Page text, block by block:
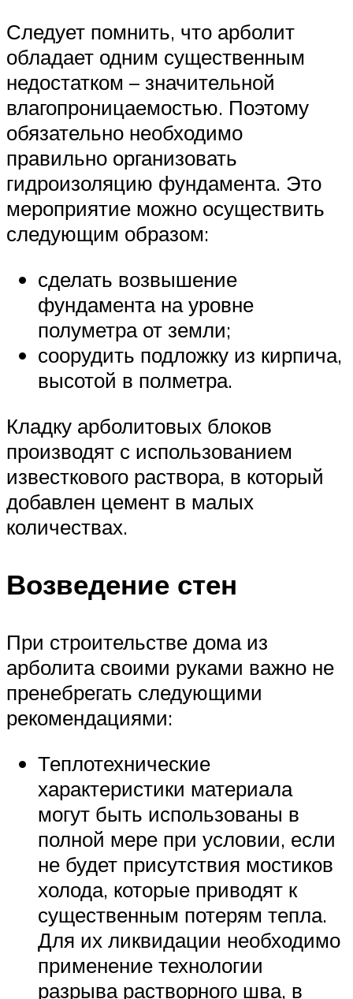
Следует помнить, что арболит
обладает одним существенным
недостатком – значительной
влагопроницаемостью. Поэтому
обязательно необходимо
правильно организовать
гидроизоляцию фундамента. Это
мероприятие можно осуществить
следующим образом:
сделать возвышение
фундамента на уровне
полуметра от земли;
соорудить подложку из кирпича,
высотой в полметра.
Кладку арболитовых блоков
производят с использованием
известкового раствора, в который
добавлен цемент в малых
количествах.
Возведение стен
При строительстве дома из
арболита своими руками важно не
пренебрегать следующими
рекомендациями:
Теплотехнические
характеристики материала
могут быть использованы в
полной мере при условии, если
не будет присутствия мостиков
холода, которые приводят к
существенным потерям тепла.
Для их ликвидации необходимо
применение технологии
разрыва растворного шва, в